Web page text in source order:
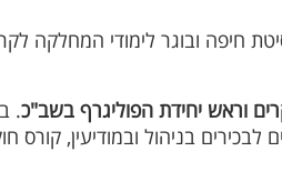
חיפה ובוגר לימודי המחלקה
וראש יחידת הפוליגרף בשב"כ.
בניהול ובמודיעין, קורס